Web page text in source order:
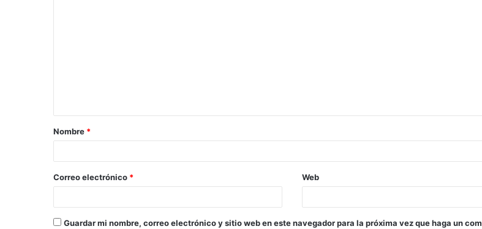
a
r
*
Nombre *
Correo electrónico * Web
Guardar mi nombre, correo electrónico y sitio web en este navegador para la próxima vez que haga un